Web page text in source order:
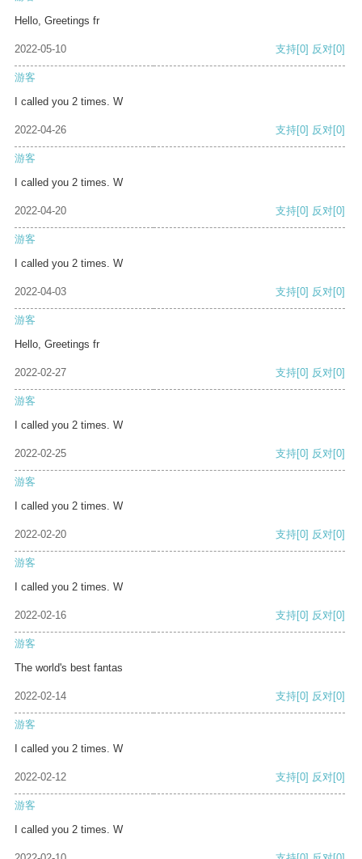
Hello, Greetings fr
2022-05-10 支持[0] 反对[0]
游客
I called you 2 times. W
2022-04-26 支持[0] 反对[0]
游客
I called you 2 times. W
2022-04-20 支持[0] 反对[0]
游客
I called you 2 times. W
2022-04-03 支持[0] 反对[0]
游客
Hello, Greetings fr
2022-02-27 支持[0] 反对[0]
游客
I called you 2 times. W
2022-02-25 支持[0] 反对[0]
游客
I called you 2 times. W
2022-02-20 支持[0] 反对[0]
游客
I called you 2 times. W
2022-02-16 支持[0] 反对[0]
游客
The world's best fantas
2022-02-14 支持[0] 反对[0]
游客
I called you 2 times. W
2022-02-12 支持[0] 反对[0]
游客
I called you 2 times. W